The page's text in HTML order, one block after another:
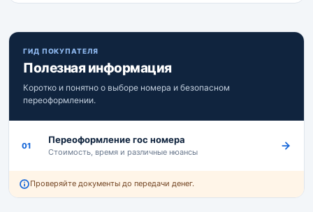
ГИД ПОКУПАТЕЛЯ
Полезная информация
Коротко и понятно о выборе номера и безопасном
переоформлении.
01
Переоформление гос номера
Стоимость, время и различные нюансы
Проверяйте документы до передачи денег.